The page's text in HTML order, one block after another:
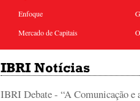
Enfoque
Mercado de Capitais
IBRI Notícias
IBRI Debate - “A Comunicação e